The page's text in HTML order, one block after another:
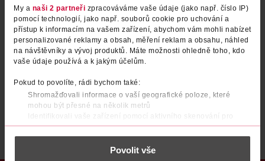
My a naši 2 partneři zpracováváme vaše údaje (jako např. číslo IP)
pomocí technologií, jako např. souborů cookie pro uchování a
přístup k informacím na vašem zařízení, abychom vám mohli nabízet
personalizované reklamy a obsah, měření reklam a obsahu, náhled
na návštěvníky a vývoj produktů. Máte možnosti ohledně toho, kdo
vaše údaje používá a k jakým účelům.
Pokud to povolíte, rádi bychom také:
Shromažďovali informace o vaší geografické poloze, které
mohou být přesné na několik metrů
Identifikovali vaše zařízení pomocí aktivního skenování pro
konkrétní charakteristiky (otisk prstu)
Zjistěte více o tom, jak zpracováváme vaše osobní údaje, a nastavte
části s podrobnostmi . Svůj souhlas můžete kdykoliv
Povolit vše
Po registraci se stáváte členem ROSSMANN CLUBu a můžete čerpat výhody naplno. Zjistit více